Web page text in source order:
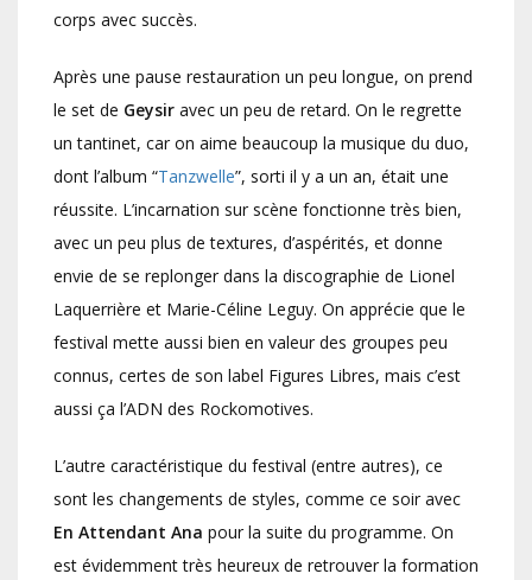
corps avec succès.
Après une pause restauration un peu longue, on prend
le set de Geysir avec un peu de retard. On le regrette
un tantinet, car on aime beaucoup la musique du duo,
dont l’album “Tanzwelle”, sorti il y a un an, était une
réussite. L’incarnation sur scène fonctionne très bien,
avec un peu plus de textures, d’aspérités, et donne
envie de se replonger dans la discographie de Lionel
Laquerrière et Marie-Céline Leguy. On apprécie que le
festival mette aussi bien en valeur des groupes peu
connus, certes de son label Figures Libres, mais c’est
aussi ça l’ADN des Rockomotives.
L’autre caractéristique du festival (entre autres), ce
sont les changements de styles, comme ce soir avec
En Attendant Ana pour la suite du programme. On
est évidemment très heureux de retrouver la formation